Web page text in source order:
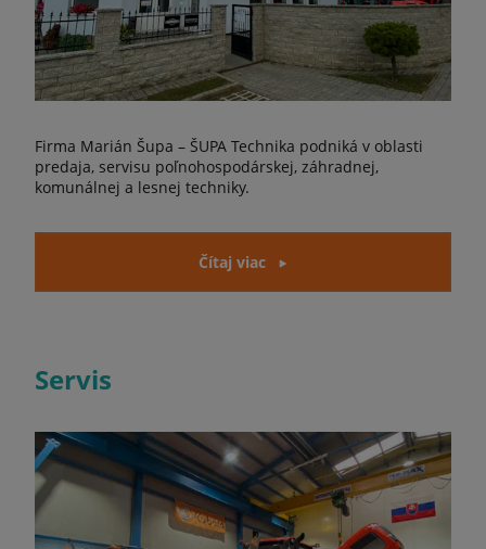
Firma Marián Šupa – ŠUPA Technika podniká v oblasti
predaja, servisu poľnohospodárskej, záhradnej,
komunálnej a lesnej techniky.
Čítaj viac
Servis